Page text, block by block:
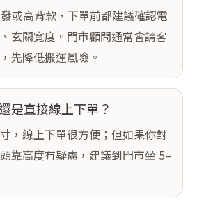
或高背款，下單前都建議確認電
玄關寬度。門市顧問通常會請客
先降低搬運風險。
是直接線上下單？
，線上下單很方便；但如果你對
靠高度有疑慮，建議到門市坐 5–